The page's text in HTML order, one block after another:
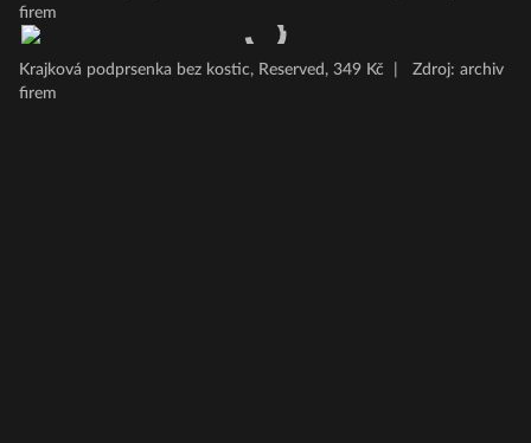
firem
Krajková podprsenka bez kostic, Reserved, 349 Kč
Zdroj: archiv
firem